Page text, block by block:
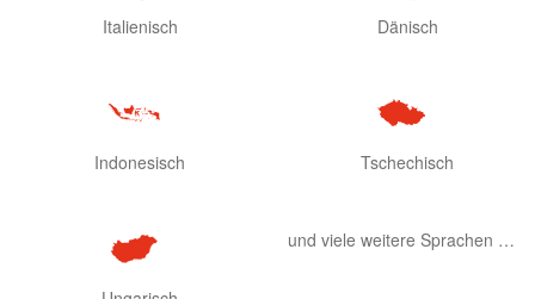
Italienisch
Indonesisch
Dänisch
Tschechisch
und viele weitere Sprachen …